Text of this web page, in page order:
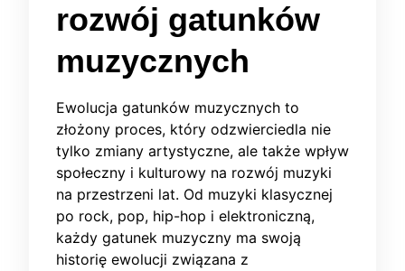
rozwój gatunków
muzycznych
Ewolucja gatunków muzycznych to
złożony proces, który odzwierciedla nie
tylko zmiany artystyczne, ale także wpływ
społeczny i kulturowy na rozwój muzyki
na przestrzeni lat. Od muzyki klasycznej
po rock, pop, hip-hop i elektroniczną,
każdy gatunek muzyczny ma swoją
historię ewolucji związana z